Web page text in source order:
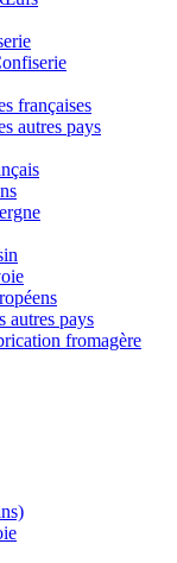
françaises
autres pays
autres pays
fromagère